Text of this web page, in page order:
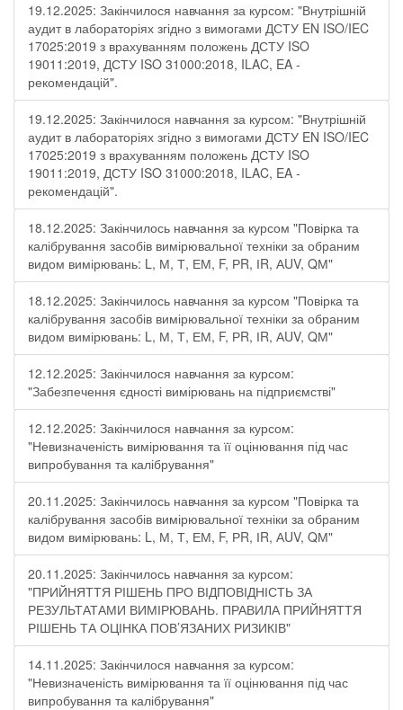
19.12.2025: Закінчилося навчання за курсом: "Внутрішній
аудит в лабораторіях згідно з вимогами ДСТУ EN ISO/IEC
17025:2019 з врахуванням положень ДСТУ ISO
19011:2019, ДСТУ ISO 31000:2018, ILAC, EA -
рекомендацій".
19.12.2025: Закінчилося навчання за курсом: "Внутрішній
аудит в лабораторіях згідно з вимогами ДСТУ EN ISO/IEC
17025:2019 з врахуванням положень ДСТУ ISO
19011:2019, ДСТУ ISO 31000:2018, ILAC, EA -
рекомендацій".
18.12.2025: Закінчилось навчання за курсом "Повірка та
калібрування засобів вимірювальної техніки за обраним
видом вимірювань: L, М, Т, ЕМ, F, РR, ІR, АUV, QМ"
18.12.2025: Закінчилось навчання за курсом "Повірка та
калібрування засобів вимірювальної техніки за обраним
видом вимірювань: L, М, Т, ЕМ, F, РR, ІR, АUV, QМ"
12.12.2025: Закінчилося навчання за курсом:
"Забезпечення єдності вимірювань на підприємстві"
12.12.2025: Закінчилося навчання за курсом:
"Невизначеність вимірювання та її оцінювання під час
випробування та калібрування"
20.11.2025: Закінчилось навчання за курсом "Повірка та
калібрування засобів вимірювальної техніки за обраним
видом вимірювань: L, М, Т, ЕМ, F, РR, ІR, АUV, QМ"
20.11.2025: Закінчилось навчання за курсом:
"ПРИЙНЯТТЯ РІШЕНЬ ПРО ВІДПОВІДНІСТЬ ЗА
РЕЗУЛЬТАТАМИ ВИМІРЮВАНЬ. ПРАВИЛА ПРИЙНЯТТЯ
РІШЕНЬ ТА ОЦІНКА ПОВ’ЯЗАНИХ РИЗИКІВ"
14.11.2025: Закінчилося навчання за курсом:
"Невизначеність вимірювання та її оцінювання під час
випробування та калібрування"